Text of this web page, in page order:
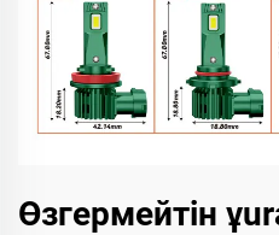
Өзгермейтін